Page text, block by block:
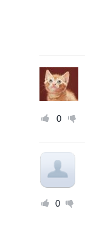
0
0